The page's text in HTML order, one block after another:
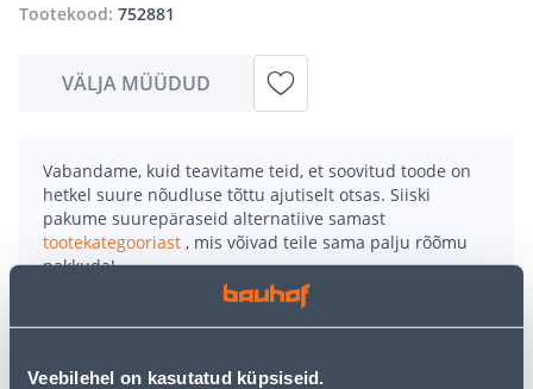
Veebilehel on kasutatud küpsiseid.
Tootekood: 752881
VÄLJA MÜÜDUD
Vabandame, kuid teavitame teid, et soovitud toode on
hetkel suure nõudluse tõttu ajutiselt otsas. Siiski
pakume suurepäraseid alternatiive samast
tootekategooriast , mis võivad teile sama palju rõõmu
pakkuda!
Teie ostlemisrõõm ei pea aga siin lõppema - oma
uurimistööd saate jätkata, naastes